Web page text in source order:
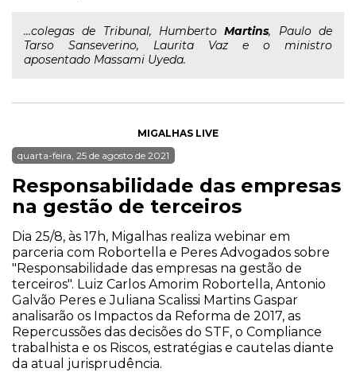
...colegas de Tribunal, HumbertoMartins, Paulo de
Tarso Sanseverino, Laurita Vaz e o ministro
aposentado Massami Uyeda.
MIGALHAS LIVE
quarta-feira, 25 de agosto de 2021
Responsabilidade das empresas
na gestão de terceiros
Dia 25/8, às 17h, Migalhas realiza webinar em
parceria com Robortella e Peres Advogados sobre
"Responsabilidade das empresas na gestão de
terceiros". Luiz Carlos Amorim Robortella, Antonio
Galvão Peres e Juliana Scalissi Martins Gaspar
analisarão os Impactos da Reforma de 2017, as
Repercussões das decisões do STF, o Compliance
trabalhista e os Riscos, estratégias e cautelas diante
da atual jurisprudência.